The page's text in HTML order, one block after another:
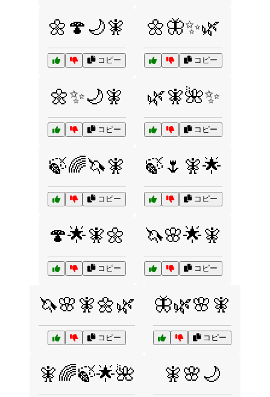
🌼🍄🌙🧚
コピー
🌼🦋✨🌿
コピー
🌼✨🌙🧚
コピー
🌿🧚🌺✨
コピー
🍃🌈🦄🧚
コピー
🍃🌷🧚🌟
コピー
🍄🌟🧚🌼
コピー
🦄🌸🌟🧚
コピー
🦄🌸🧚🌼🌿
コピー
🦋🌿🌸🧚
コピー
🧚🌈🍃🌟🌺 🧚🌸🌙